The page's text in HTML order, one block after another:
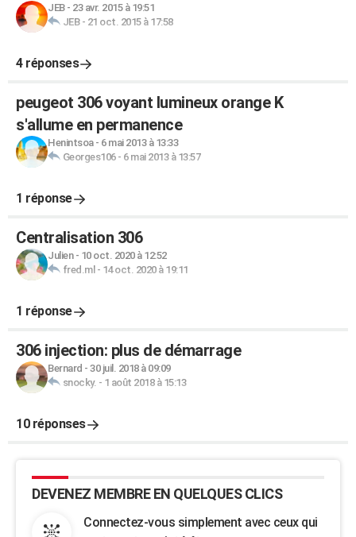
JEB- 23 avr. 2015 à 19:51
JEB- 21 oct. 2015 à 17:58
4 réponses
peugeot 306 voyant lumineux orange K
s'allume en permanence
Henintsoa- 6 mai 2013 à 13:33
Georges106- 6 mai 2013 à 13:57
1 réponse
Centralisation 306
Julien- 10 oct. 2020 à 12:52
fred.ml - 14 oct. 2020 à 19:11
1 réponse
306 injection: plus de démarrage
Bernard - 30 juil. 2018 à 09:09
snocky. - 1 août 2018 à 15:13
10 réponses
DEVENEZ MEMBRE EN QUELQUES CLICS
Connectez-vous simplement avec ceux qui